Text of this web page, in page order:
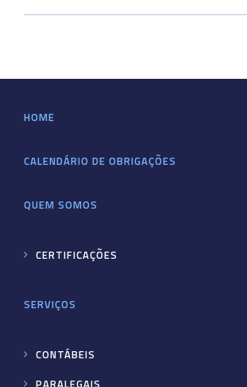
HOME
CALENDÁRIO DE OBRIGAÇÕES
QUEM SOMOS
CERTIFICAÇÕES
SERVIÇOS
CONTÁBEIS